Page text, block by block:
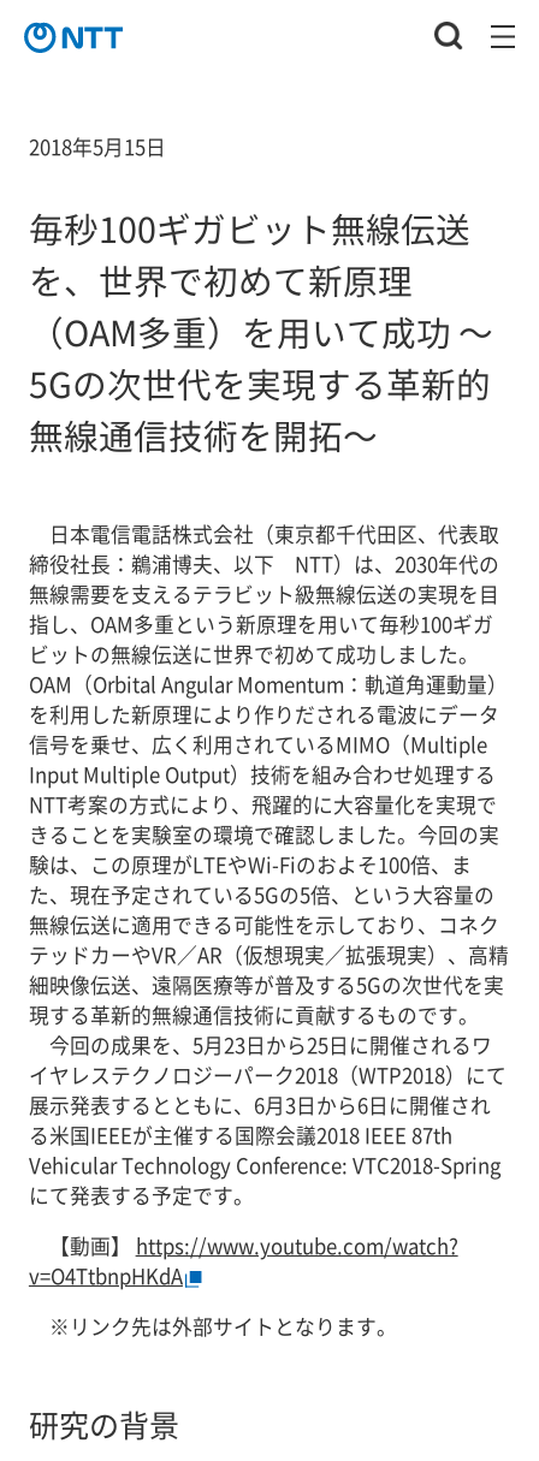
2018年5月15日
毎秒100ギガビット無線伝送
を、世界で初めて新原理
（OAM多重）を用いて成功 ～
5Gの次世代を実現する革新的
無線通信技術を開拓～
日本電信電話株式会社（東京都千代田区、代表取
締役社長：鵜浦博夫、以下 NTT）は、2030年代の
無線需要を支えるテラビット級無線伝送の実現を目
指し、OAM多重という新原理を用いて毎秒100ギガ
ビットの無線伝送に世界で初めて成功しました。
OAM（Orbital Angular Momentum：軌道角運動量）
を利用した新原理により作りだされる電波にデータ
信号を乗せ、広く利用されているMIMO（Multiple
Input Multiple Output）技術を組み合わせ処理する
NTT考案の方式により、飛躍的に大容量化を実現で
きることを実験室の環境で確認しました。今回の実
験は、この原理がLTEやWi-Fiのおよそ100倍、ま
た、現在予定されている5Gの5倍、という大容量の
無線伝送に適用できる可能性を示しており、コネク
テッドカーやVR／AR（仮想現実／拡張現実）、高精
細映像伝送、遠隔医療等が普及する5Gの次世代を実
現する革新的無線通信技術に貢献するものです。
今回の成果を、5月23日から25日に開催されるワ
イヤレステクノロジーパーク2018（WTP2018）にて
展示発表するとともに、6月3日から6日に開催され
る米国IEEEが主催する国際会議2018 IEEE 87th
Vehicular Technology Conference: VTC2018-Spring
にて発表する予定です。
【動画】 https://www.youtube.com/watch?
v=O4TtbnpHKdA
※ リンク先は外部サイトとなります。
研究の背景